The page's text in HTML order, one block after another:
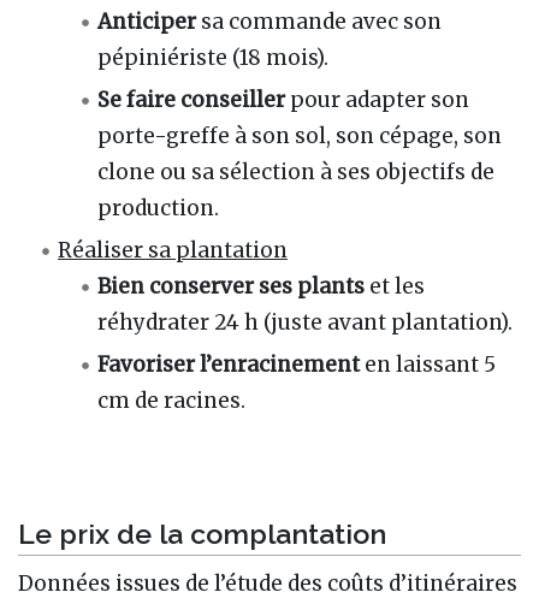
Anticipersa commande avec son
pépiniériste (18 mois).
Se faire conseillerpour adapter son
porte-greffe à son sol, son cépage, son
clone ou sa sélection à ses objectifs de
production.
Réaliser sa plantation
Bien conserver ses plants et les
réhydrater 24 h (juste avant plantation).
Favoriser l’enracinementen laissant 5
cm de racines.
Le prix de la complantation
Données issues de l’étude des coûts d’itinéraires